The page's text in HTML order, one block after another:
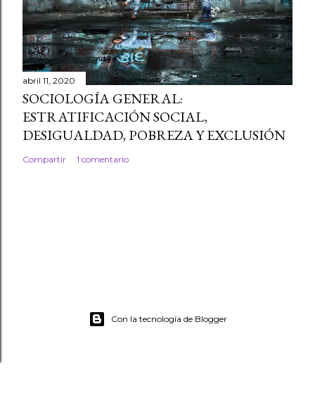
abril 11, 2020
SOCIOLOGÍA GENERAL:
ESTRATIFICACIÓN SOCIAL,
DESIGUALDAD, POBREZA Y EXCLUSIÓN
Compartir 1 comentario
Con la tecnología de Blogger